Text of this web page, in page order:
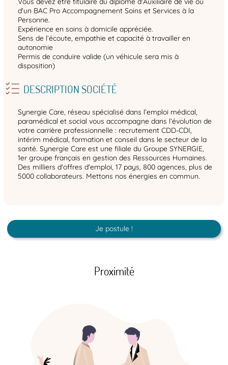
d'un BAC Pro Accompagnement Soins et Services à la
Personne.
Expérience en soins à domicile appréciée.
Sens de l’écoute, empathie et capacité à travailler en
autonomie
Permis de conduire valide (un véhicule sera mis à
disposition)
DESCRIPTION SOCIÉTÉ
Synergie Care, réseau spécialisé dans l’emploi médical,
paramédical et social vous accompagne dans l’évolution de
votre carrière professionnelle : recrutement CDD-CDI,
intérim médical, formation et conseil dans le secteur de la
santé. Synergie Care est une filiale du Groupe SYNERGIE,
1er groupe français en gestion des Ressources Humaines.
Des milliers d'offres d'emploi, 17 pays, 800 agences, plus de
5000 collaborateurs. Mettons nos énergies en commun.
Je postule !
Proximité